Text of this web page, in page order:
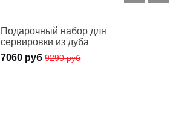
Подарочный набор для
сервировки из дуба
7060 руб9290 руб